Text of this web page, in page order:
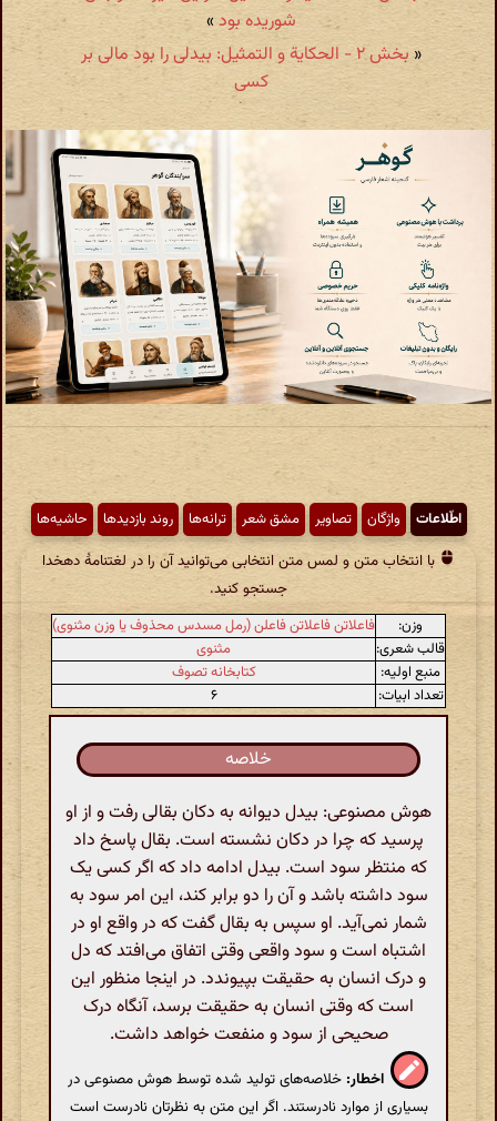
شوریده بود»
«
بخش ۲ - الحكایة و التمثیل: بیدلی را بود مالی بر
کسی
اطّلاعات واژگان تصاویر مشق شعر ترانه‌ها روند بازدیدها حاشیه‌ها
با انتخاب متن و لمس متن انتخابی می‌توانید آن را در لغتنامهٔ دهخدا
جستجو کنید.
وزن:
فاعلاتن فاعلاتن فاعلن (رمل مسدس محذوف یا وزن مثنوی)
قالب شعری:
مثنوی
منبع اولیه:
کتابخانه تصوف
تعداد ابیات:
۶
خلاصه
هوش مصنوعی: بیدل دیوانه به دکان بقالی رفت و از او
پرسید که چرا در دکان نشسته است. بقال پاسخ داد
که منتظر سود است. بیدل ادامه داد که اگر کسی یک
سود داشته باشد و آن را دو برابر کند، این امر سود به
شمار نمی‌آید. او سپس به بقال گفت که در واقع او در
اشتباه است و سود واقعی وقتی اتفاق می‌افتد که دل
و درک انسان به حقیقت بپیوندد. در اینجا منظور این
است که وقتی انسان به حقیقت برسد، آنگاه درک
صحیحی از سود و منفعت خواهد داشت.
اخطار: خلاصه‌های تولید شده توسط هوش مصنوعی در
بسیاری از موارد نادرستند. اگر این متن به نظرتان نادرست است